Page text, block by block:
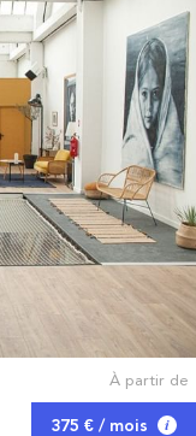
À partir de
375 € / mois